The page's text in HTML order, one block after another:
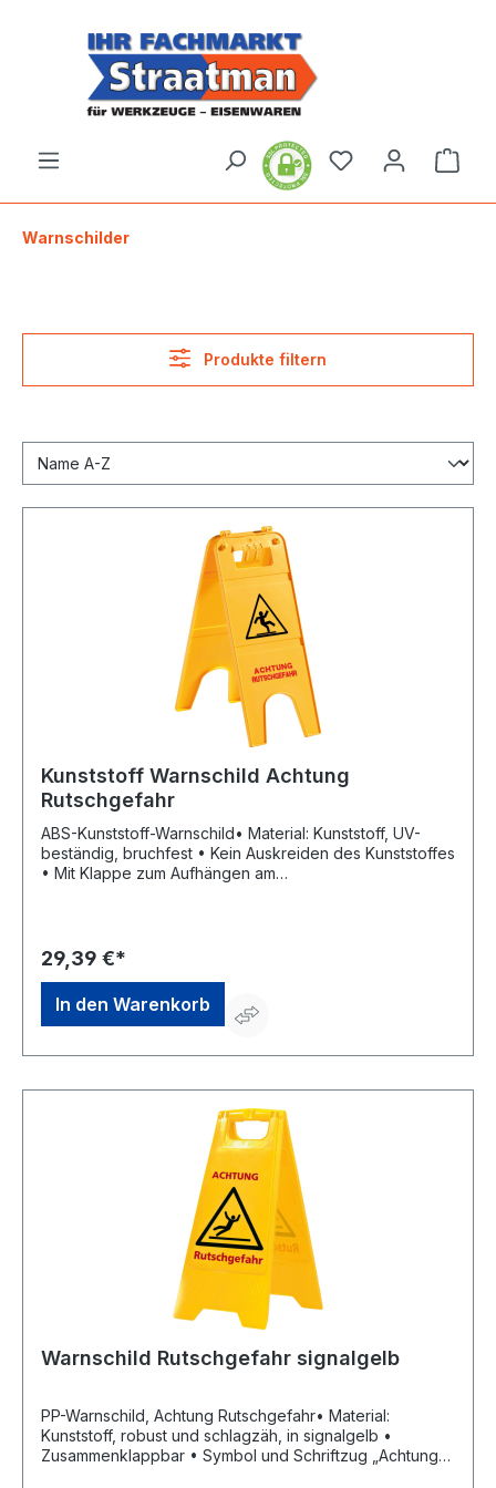
Warnschilder
Produkte filtern
Kunststoff Warnschild Achtung
Rutschgefahr
ABS-Kunststoff-Warnschild• Material: Kunststoff, UV-
beständig, bruchfest • Kein Auskreiden des Kunststoffes
• Mit Klappe zum Aufhängen am
29,39 €*
In den Warenkorb
Warnschild Rutschgefahr signalgelb
PP-Warnschild, Achtung Rutschgefahr• Material:
Kunststoff, robust und schlagzäh, in signalgelb •
Zusammenklappbar • Symbol und Schriftzug „Achtung